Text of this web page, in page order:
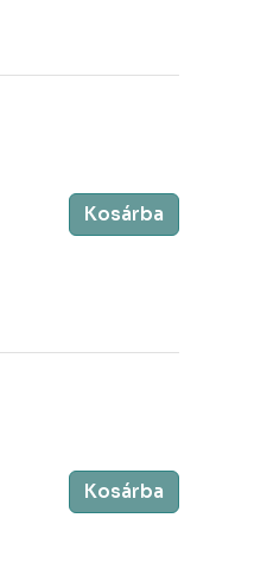
Kosárba
Kosárba